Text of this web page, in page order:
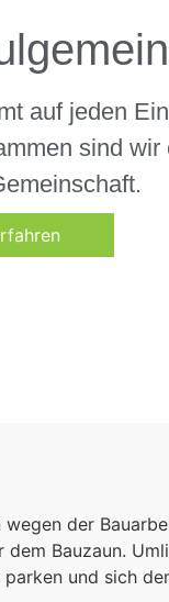
auf jeden
sind wir
der
Bauzaun.
und sich